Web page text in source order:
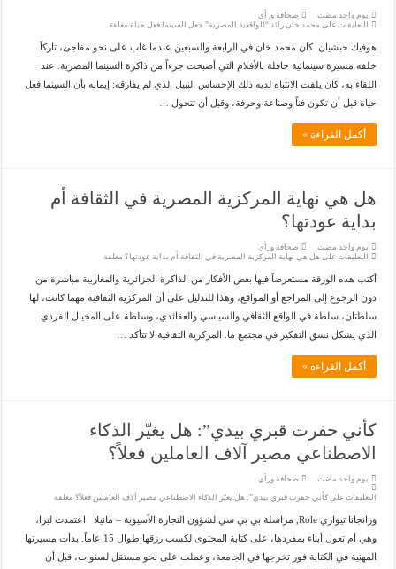
‏يوم واحد مضت
صحافة ورأي
التعليقاتعلى محمد خان رائد “الواقعية المصرية” جعل السينما فعل حياة مغلقة
هوفيك حبشيان كان محمد خان في الرابعة والسبعين عندما غاب على نحو مفاجئ، تاركاً
خلفه مسيرة سينمائية حافلة بالأفلام التي أصبحت جزءاً من ذاكرة السينما المصرية. عند
اللقاء به، كان يلفت الانتباه لديه ذلك الإحساس النبيل الذي لم يفارقه: إيمانه بأن السينما فعل
حياة قبل أن تكون فناً وصناعة وحرفة، وقبل أن تتحول …
أكمل القراءة »
هل هي نهاية المركزية المصرية في الثقافة أم
بداية عودتها؟
‏يوم واحد مضت
صحافة ورأي
التعليقاتعلى هل هي نهاية المركزية المصرية في الثقافة أم بداية عودتها؟ مغلقة
أكتب هذه الورقة مستعرضاً فيها بعض الأفكار من الذاكرة الجزائرية والمغاربية مباشرة من
دون الرجوع إلى المراجع أو المواقع، وهذا للتدليل على أن المركزية الثقافية مهما كانت، لها
سلطتان، سلطة في الواقع الثقافي والسياسي والعقائدي، وسلطة على المخيال الفردي
الذي يشكل نسق التفكير في مجتمع ما. المركزية الثقافية لا تتأكد …
أكمل القراءة »
كأني حفرت قبري بيدي”: هل يغيّر الذكاء
الاصطناعي مصير آلاف العاملين فعلاً؟
‏يوم واحد مضت صحافة ورأي
التعليقاتعلى كأني حفرت قبري بيدي”: هل يغيّر الذكاء الاصطناعي مصير آلاف العاملين فعلاً؟ مغلقة
ورانجانا تيواري Role, مراسلة بي بي سي لشؤون التجارة الآسيوية – مانيلا اعتمدت ليزا،
وهي أم تعول أبناء بمفردها، على كتابة المحتوى لكسب رزقها طوال 15 عاماً. بدأت مسيرتها
المهنية في الكتابة فور تخرجها في الجامعة، وعملت على نحو مستقل لسنوات، قبل أن